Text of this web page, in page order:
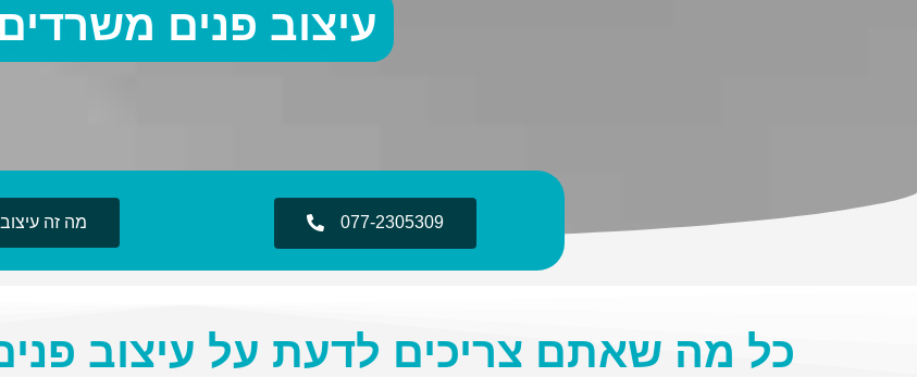
עיצוב פנים משרדים
077-2305309 מה זה עיצוב
כל מה שאתם צריכים לדעת על עיצוב